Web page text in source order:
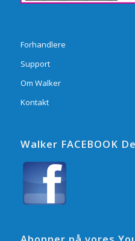
Forhandlere
Support
Om Walker
Kontakt
Walker FACEBOOK